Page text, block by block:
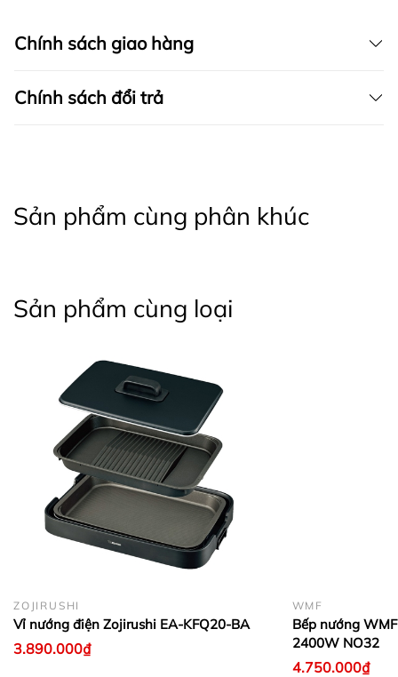
Chính sách giao hàng
Chính sách đổi trả
Sản phẩm cùng phân khúc
Sản phẩm cùng loại
ZOJIRUSHI
Vỉ nướng điện Zojirushi EA-KFQ20-BA
3.890.000₫
WMF
Bếp nướng
2400W NO32
4.750.000₫